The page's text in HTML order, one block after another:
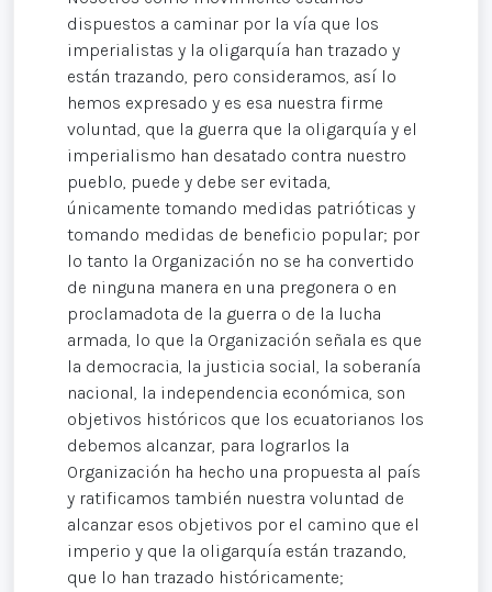
dispuestos a caminar por la vía que los
imperialistas y la oligarquía han trazado y
están trazando, pero consideramos, así lo
hemos expresado y es esa nuestra firme
voluntad, que la guerra que la oligarquía y el
imperialismo han desatado contra nuestro
pueblo, puede y debe ser evitada,
únicamente tomando medidas patrióticas y
tomando medidas de beneficio popular; por
lo tanto la Organización no se ha convertido
de ninguna manera en una pregonera o en
proclamadota de la guerra o de la lucha
armada, lo que la Organización señala es que
la democracia, la justicia social, la soberanía
nacional, la independencia económica, son
objetivos históricos que los ecuatorianos los
debemos alcanzar, para lograrlos la
Organización ha hecho una propuesta al país
y ratificamos también nuestra voluntad de
alcanzar esos objetivos por el camino que el
imperio y que la oligarquía están trazando,
que lo han trazado históricamente;